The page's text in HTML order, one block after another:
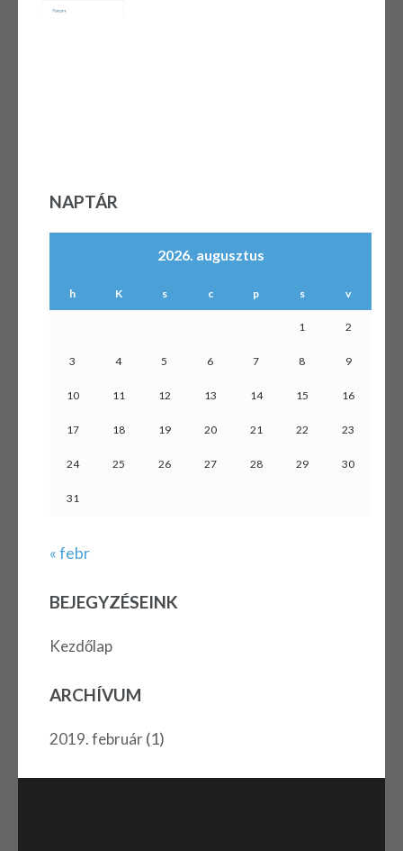
NAPTÁR
2026. augusztus
h K s c p s v
1 2
3 4 5 6 7 8 9
10 11 12 13 14 15 16
17 18 19 20 21 22 23
24 25 26 27 28 29 30
31
« febr
BEJEGYZÉSEINK
Kezdőlap
ARCHÍVUM
2019. február(1)